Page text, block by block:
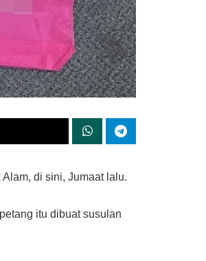
di sini, Jumaat lalu.
itu dibuat susulan